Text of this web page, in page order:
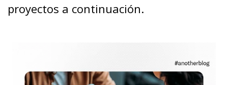
proyectos a continuación.